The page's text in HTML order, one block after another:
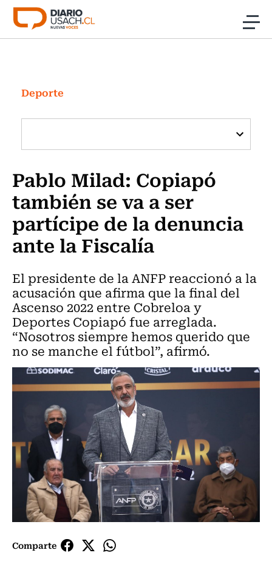
Click acá para ir directamente al contenido
Investigación
Cultura
Programas Radio y TV Usach
Deporte
Pablo Milad: Copiapó
también se va a ser
partícipe de la denuncia
ante la Fiscalía
El presidente de la ANFP reaccionó a la
acusación que afirma que la final del
Ascenso 2022 entre Cobreloa y
Deportes Copiapó fue arreglada.
“Nosotros siempre hemos querido que
no se manche el fútbol”, afirmó.
Comparte